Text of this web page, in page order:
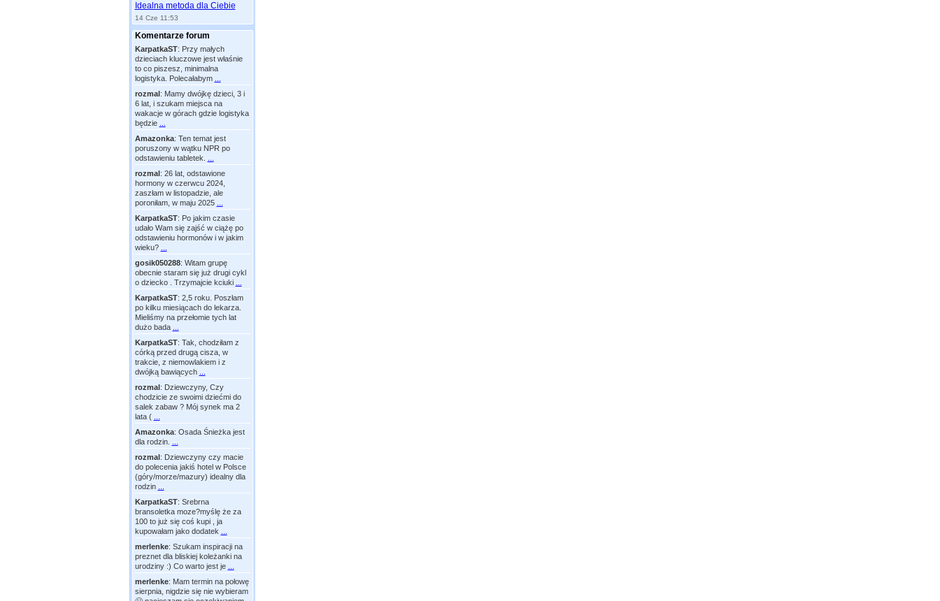
Idealna metoda dla Ciebie
14 Cze 11:53
Komentarze forum
KarpatkaST: Przy małych
dzieciach kluczowe jest właśnie
to co piszesz, minimalna
logistyka. Polecałabym
rozmal: Mamy dwójkę dzieci, 3 i
6 lat, i szukam miejsca na
wakacje w górach gdzie logistyka
będzie
Amazonka: Ten temat jest
poruszony w wątku NPR po
odstawieniu tabletek.
rozmal: 26 lat, odstawione
hormony w czerwcu 2024,
zaszłam w listopadzie, ale
poroniłam, w maju 2025
KarpatkaST: Po jakim czasie
udało Wam się zajść w ciążę po
odstawieniu hormonów i w jakim
wieku?
gosik050288: Witam grupę
obecnie staram się już drugi cykl
o dziecko . Trzymajcie kciuki
KarpatkaST: 2,5 roku. Poszłam
po kilku miesiącach do lekarza.
Mieliśmy na przełomie tych lat
dużo bada
KarpatkaST: Tak, chodziłam z
córką przed drugą cisza, w
trakcie, z niemowlakiem i z
dwójką bawiących
rozmal: Dziewczyny, Czy
chodzicie ze swoimi dziećmi do
salek zabaw ? Mój synek ma 2
lata (
Amazonka: Osada Śnieżka jest
dla rodzin.
rozmal: Dziewczyny czy macie
do polecenia jakiś hotel w Polsce
(góry/morze/mazury) idealny dla
rodzin
KarpatkaST: Srebrna
bransoletka moze?myślę że za
100 to już się coś kupi , ja
kupowałam jako dodatek
merlenke: Szukam inspiracji na
preznet dla bliskiej koleżanki na
urodziny :) Co warto jest je
merlenke: Mam termin na połowę
sierpnia, nigdzie się nie wybieram